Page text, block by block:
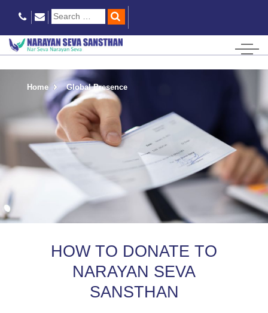
Home Global Presence
HOW TO DONATE TO
NARAYAN SEVA
SANSTHAN